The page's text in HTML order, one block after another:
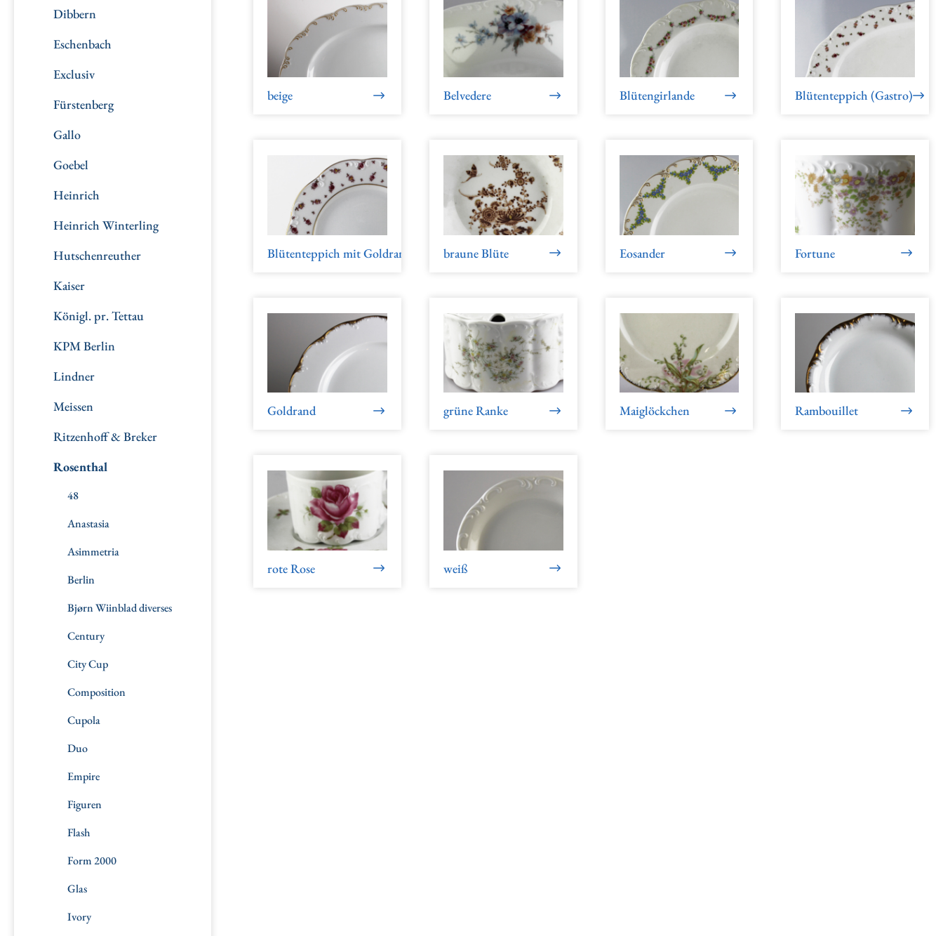
Dibbern
Eschenbach
Exclusiv
Fürstenberg
Gallo
Goebel
Heinrich
Heinrich Winterling
Hutschenreuther
Kaiser
Königl. pr. Tettau
KPM Berlin
Lindner
Meissen
Ritzenhoff & Breker
Rosenthal
48
Anastasia
Asimmetria
Berlin
Bjørn Wiinblad diverses
Century
City Cup
Composition
Cupola
Duo
Empire
Figuren
Flash
Form 2000
Glas
Ivory
beige Belvedere Blütengirlande Blütenteppich (Gastro)
Blütenteppich mit Goldrand braune Blüte Eosander Fortune
Goldrand grüne Ranke Maiglöckchen Rambouillet
rote Rose weiß